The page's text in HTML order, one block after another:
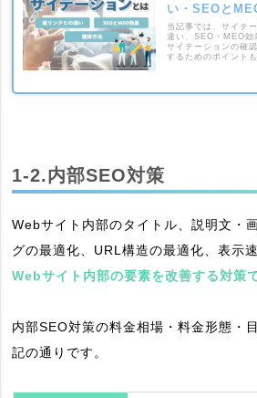
い・SEOと
当記事では、サイテ
違い、SEO・MEO効
サイテーションの確
するためのポイント
1-2.内部SEO対策
Webサイト内部のタイトル、説明文・
グの最適化、URL構造の最適化、表示
Webサイト内部の要素を改善する対策で
内部SEO対策の料金相場・料金形態・
記の通りです。